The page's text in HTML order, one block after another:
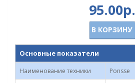
95.00р.
В КОРЗИНУ
Основные показатели
Наименование техники
Ponsse